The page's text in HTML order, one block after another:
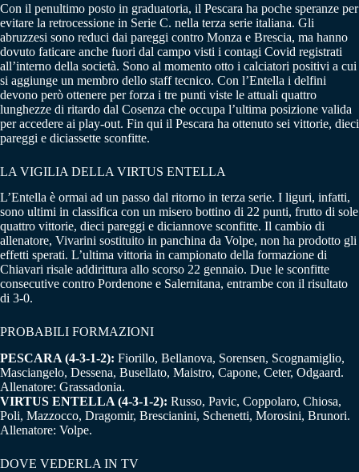
Con il penultimo posto in graduatoria, il Pescara ha poche speranze per
evitare la retrocessione in Serie C. nella terza serie italiana. Gli
abruzzesi sono reduci dai pareggi contro Monza e Brescia, ma hanno
dovuto faticare anche fuori dal campo visti i contagi Covid registrati
all’interno della società. Sono al momento otto i calciatori positivi a cui
si aggiunge un membro dello staff tecnico. Con l’Entella i delfini
devono però ottenere per forza i tre punti viste le attuali quattro
lunghezze di ritardo dal Cosenza che occupa l’ultima posizione valida
per accedere ai play-out. Fin qui il Pescara ha ottenuto sei vittorie, dieci
pareggi e diciassette sconfitte.
LA VIGILIA DELLA VIRTUS ENTELLA
L’Entella è ormai ad un passo dal ritorno in terza serie. I liguri, infatti,
sono ultimi in classifica con un misero bottino di 22 punti, frutto di sole
quattro vittorie, dieci pareggi e diciannove sconfitte. Il cambio di
allenatore, Vivarini sostituito in panchina da Volpe, non ha prodotto gli
effetti sperati. L’ultima vittoria in campionato della formazione di
Chiavari risale addirittura allo scorso 22 gennaio. Due le sconfitte
consecutive contro Pordenone e Salernitana, entrambe con il risultato
di 3-0.
PROBABILI FORMAZIONI
PESCARA (4-3-1-2): Fiorillo, Bellanova, Sorensen, Scognamiglio,
Masciangelo, Dessena, Busellato, Maistro, Capone, Ceter, Odgaard.
Allenatore: Grassadonia.
VIRTUS ENTELLA (4-3-1-2): Russo, Pavic, Coppolaro, Chiosa,
Poli, Mazzocco, Dragomir, Brescianini, Schenetti, Morosini, Brunori.
Allenatore: Volpe.
DOVE VEDERLA IN TV